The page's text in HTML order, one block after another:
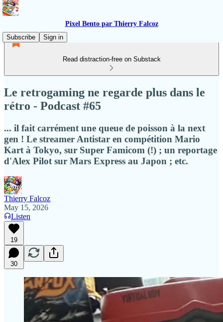
Pixel Bento par Thierry Falcoz
Subscribe
Sign in
Read distraction-free on Substack
Le retrogaming ne regarde plus dans le
rétro - Podcast #65
... il fait carrément une queue de poisson à la next
gen ! Le streamer Antistar en compétition Mario
Kart à Tokyo, sur Super Famicom (!) ; un reportage
d'Alex Pilot sur Mars Express au Japon ; etc.
Thierry Falcoz
May 15, 2026
Listen
19
30